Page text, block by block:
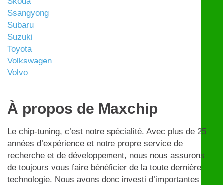
Ssangyong
Subaru
Suzuki
Toyota
Volkswagen
Volvo
À propos de Maxchip
Le chip-tuning, c’est notre spécialité. Avec plus de 25
années d’expérience et notre propre service de
recherche et de développement, nous nous assurons
de toujours vous faire bénéficier de la toute dernière
technologie. Nous avons donc investi d’importantes